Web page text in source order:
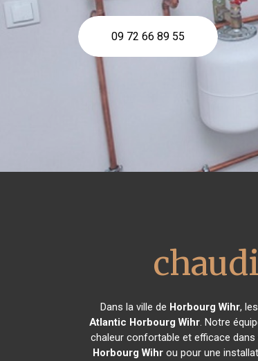
09 72 66 89 55
Dans la ville de Horbourg Wihr,
Atlantic Horbourg Wihr. Notre
chaleur confortable et efficace
Horbourg Wihr ou pour une